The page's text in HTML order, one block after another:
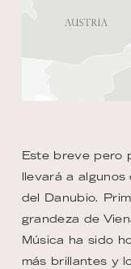
Este breve pero
llevará a
del Danubio.
grandeza de
Música ha sido
más brillantes y